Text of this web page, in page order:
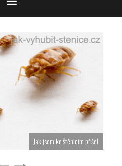
Jak jsem ke štěnicím přišel